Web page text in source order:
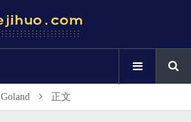
Goland 正文